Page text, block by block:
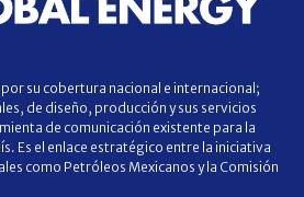
su cobertura nacional e internacional;
de diseño, producción y sus servicios
de comunicación existente para la
Es el enlace estratégico entre la iniciativa
como Petróleos Mexicanos y la Comisión